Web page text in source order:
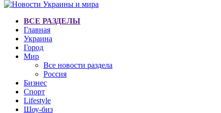
ВСЕ РАЗДЕЛЫ
Главная
Украина
Город
Мир
Все новости раздела
Россия
Бизнес
Спорт
Lifestyle
Шоу-биз